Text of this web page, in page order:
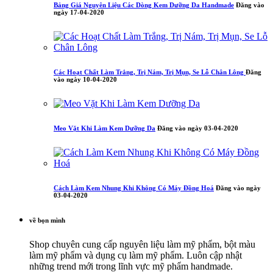
Bảng Giá Nguyên Liệu Các Dòng Kem Dưỡng Da Handmade Đăng vào
ngày 17-04-2020
Các Hoạt Chất Làm Trắng, Trị Nám, Trị Mụn, Se Lỗ Chân Lông Đăng
vào ngày 10-04-2020
Meo Vặt Khi Làm Kem Dưỡng Da Đăng vào ngày 03-04-2020
Cách Làm Kem Nhung Khi Không Có Máy Đồng Hoá Đăng vào ngày
03-04-2020
về bọn mình
Shop chuyên cung cấp nguyên liệu làm mỹ phẩm, bột màu
làm mỹ phẩm và dụng cụ làm mỹ phẩm. Luôn cập nhật
những trend mới trong lĩnh vực mỹ phẩm handmade.